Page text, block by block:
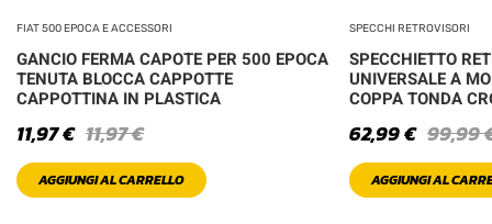
FIAT 500 EPOCA E ACCESSORI
GANCIO FERMA CAPOTE PER 500 EPOCA
TENUTA BLOCCA CAPPOTTE
CAPPOTTINA IN PLASTICA
11,97€
11,97€
AGGIUNGI AL CARRELLO
SPECCHI RETROVISORI
SPECCHIETTO
UNIVERSALE A
COPPA TONDA
99,99
62,99€
AGGIUNGI AL